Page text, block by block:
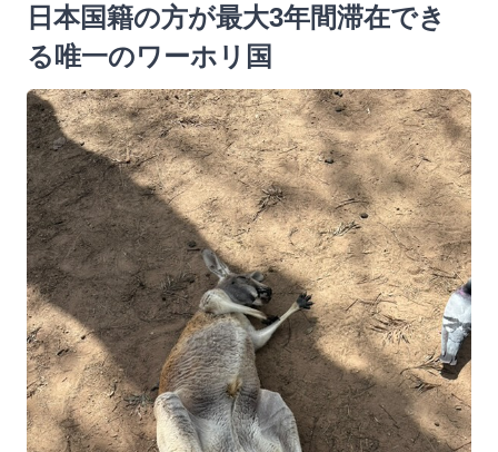
日本国籍の方が最大3年間滞在でき
る唯一のワーホリ国